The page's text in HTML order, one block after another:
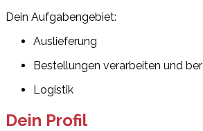
Dein Aufgabengebiet:
Auslieferung
Bestellungen verarbeiten und
Logistik
Dein Profil